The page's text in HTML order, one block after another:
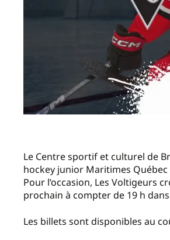
Le Centre sportif et culturel de
hockey junior Maritimes
Pour l’occasion, Les Voltigeurs
prochain à compter de 19 h
Les billets sont disponibles au